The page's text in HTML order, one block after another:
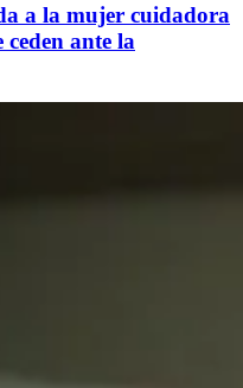
a la mujer cuidadora
ceden ante la